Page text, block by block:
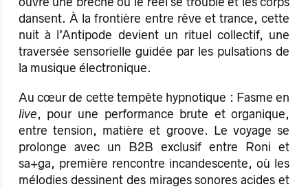
dansent. À la frontière entre rêve et trance, cette
nuit à l’Antipode devient un rituel collectif, une
traversée sensorielle guidée par les pulsations de
la musique électronique.
Au cœur de cette tempête hypnotique : Fasme en
live, pour une performance brute et organique,
entre tension, matière et groove. Le voyage se
prolonge avec un B2B exclusif entre Roni et
sa+ga, première rencontre incandescente, où les
mélodies dessinent des mirages sonores acides et